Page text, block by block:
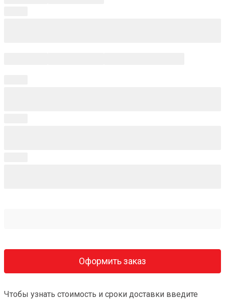
Оформить заказ
Чтобы узнать стоимость и сроки доставки введите